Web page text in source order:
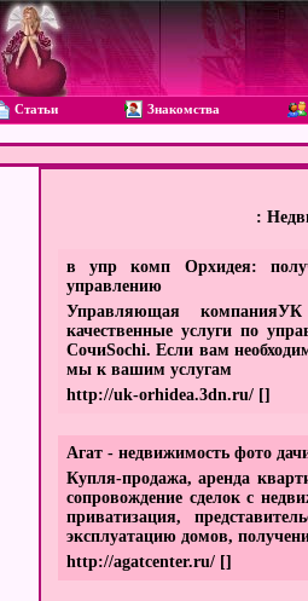
Статьи Знакомства
:
в упр комп Орхидея:
управлению
Управляющая компанияУК
качественные услуги по
СочиSochi. Если вам
мы к вашим услугам
http://uk-orhidea.3dn.ru/ []
Агат - недвижимость фото
Купля-продажа, аренда
сопровождение сделок с
приватизация,
эксплуатацию домов,
http://agatcenter.ru/ []